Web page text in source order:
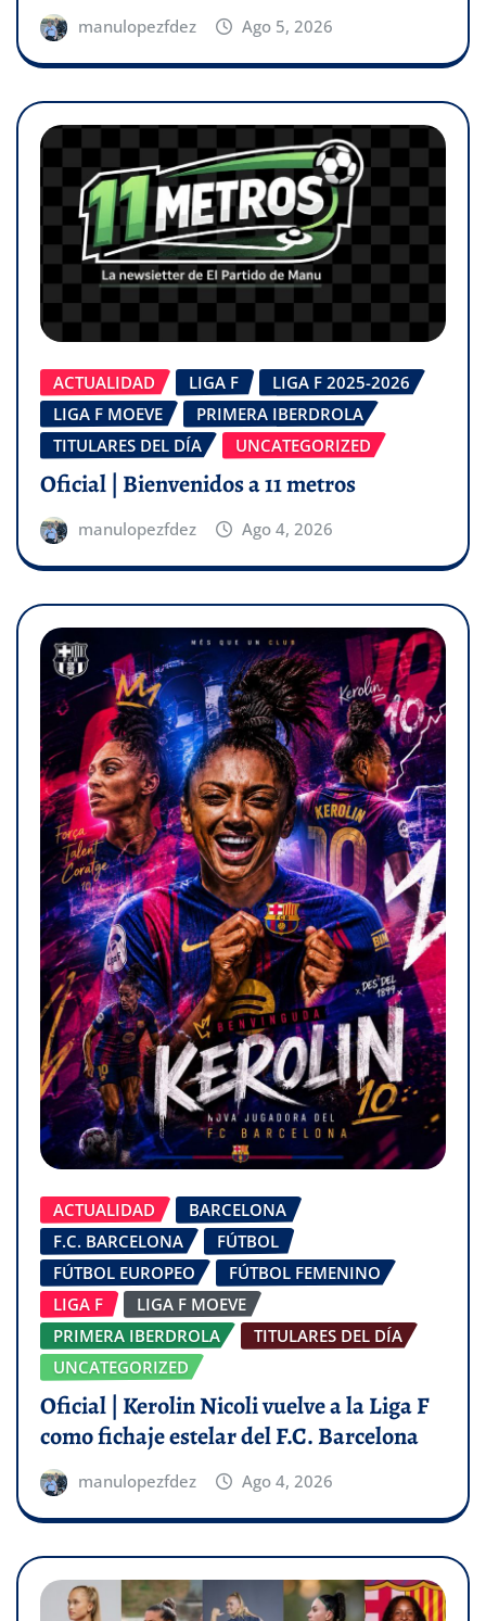
manulopezfdez Ago 5, 2026
ACTUALIDAD LIGA F
LIGA F 2025-2026
LIGA F MOEVE
PRIMERA IBERDROLA
TITULARES DEL DÍA
UNCATEGORIZED
Oficial | Bienvenidos a 11 metros
manulopezfdez Ago 4, 2026
ACTUALIDAD
BARCELONA
F.C. BARCELONA
FÚTBOL
FÚTBOL EUROPEO
FÚTBOL FEMENINO
LIGA F
LIGA F MOEVE
PRIMERA IBERDROLA
TITULARES DEL DÍA
UNCATEGORIZED
Oficial | Kerolin Nicoli vuelve a la Liga F
como fichaje estelar del F.C. Barcelona
manulopezfdez Ago 4, 2026